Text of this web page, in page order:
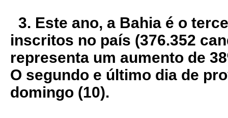
3. Este ano, a Bahia é o
inscritos no país (376.352
representa um aumento de
O segundo e último dia de
domingo (10).